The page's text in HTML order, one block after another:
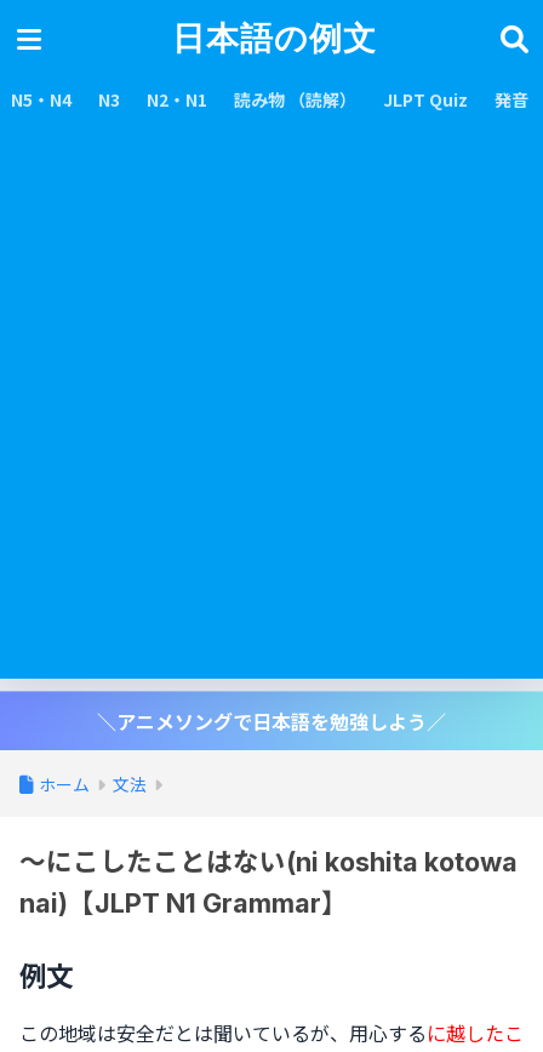
日本語の例文
N5・N4 N3 N2・N1 読み物 （読解） JLPT Quiz 発音
＼アニメソングで日本語を勉強しよう／
ホーム 文法
〜にこしたことはない(ni koshita kotowa
nai)【JLPT N1 Grammar】
例文
この地域は安全だとは聞いているが、用心するに越したこ